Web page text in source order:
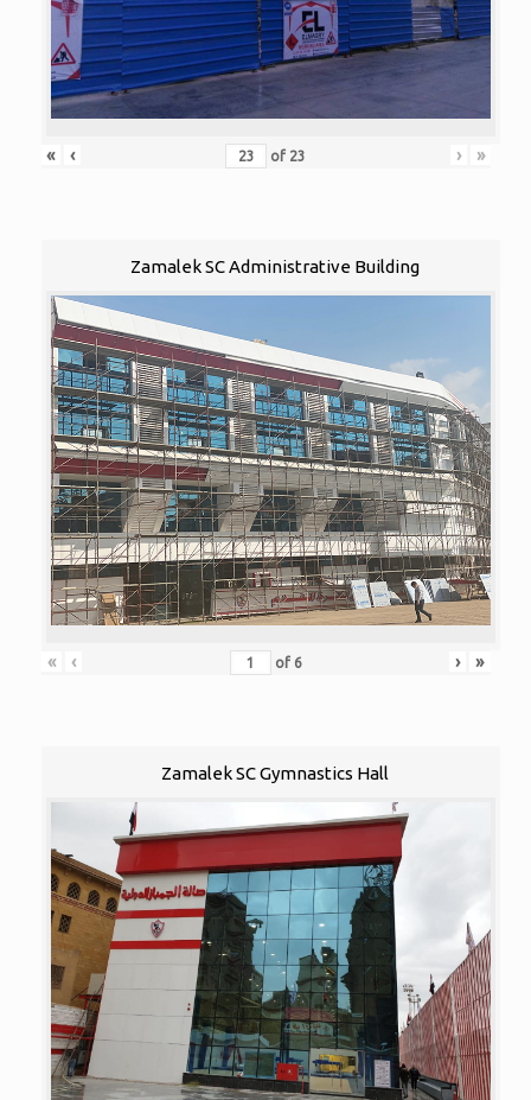
« ‹ of 23 › »
Zamalek SC Administrative Building
« ‹ of 6 › »
Zamalek SC Gymnastics Hall